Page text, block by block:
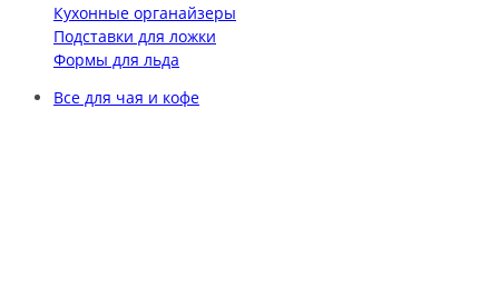
Кухонные органайзеры
Подставки для ложки
Формы для льда
Все для чая и кофе